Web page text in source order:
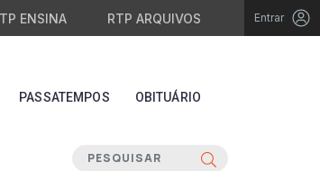
ENSINA RTP ARQUIVOS Entrar
PASSATEMPOS OBITUÁRIO